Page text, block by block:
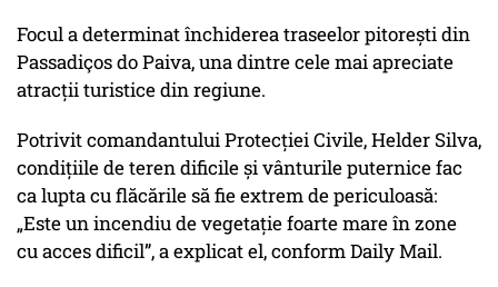
Focul a determinat închiderea traseelor pitorești din
Passadiços do Paiva, una dintre cele mai apreciate
atracții turistice din regiune.
Potrivit comandantului Protecției Civile, Helder Silva,
condițiile de teren dificile și vânturile puternice fac
ca lupta cu flăcările să fie extrem de periculoasă:
„Este un incendiu de vegetație foarte mare în zone
cu acces dificil”, a explicat el, conform Daily Mail.